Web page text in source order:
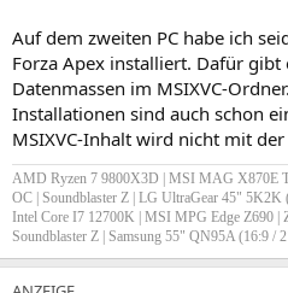
Auf dem zweiten PC habe ich
Forza Apex installiert. Dafür gibt
Datenmassen im MSIXVC-
Installationen sind auch schon
MSIXVC-Inhalt wird nicht mit
AMD Ryzen 7 9800X3D | MSI MAG X870E
OC | Soundblaster Z | LG UltraGear 45" 5K2K
Intel Core I7 12700K | MSI MPG Edge Z690 |
Soundblaster Z | Samsung 55" QN95A (16:9 /